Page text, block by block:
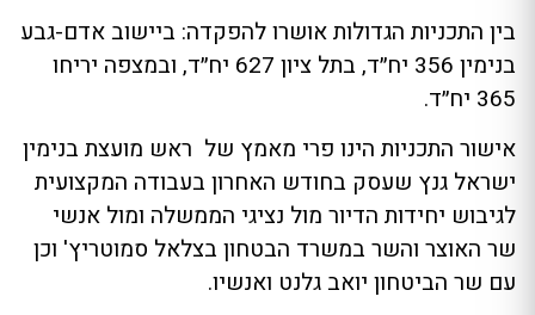
בין התכניות הגדולות אושרו להפקדה: ביישוב אדם-גבע
בנימין 356 יח״ד, בתל ציון 627 יח״ד, ובמצפה יריחו
365 יח״ד.
אישור התכניות הינו פרי מאמץ של ראש מועצת בנימין
ישראל גנץ שעסק בחודש האחרון בעבודה המקצועית
לגיבוש יחידות הדיור מול נציגי הממשלה ומול אנשי
שר האוצר והשר במשרד הבטחון בצלאל סמוטריץ' וכן
עם שר הביטחון יואב גלנט ואנשיו.